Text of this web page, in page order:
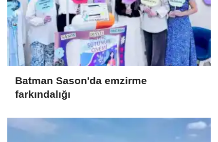
Batman Sason'da emzirme
farkındalığı